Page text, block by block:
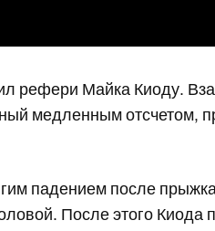
рефери Майка Киоду.
медленным отсчетом,
падением после
После этого Киода